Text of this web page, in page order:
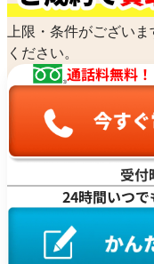
上限・条件がござい
ください。
通話料無料！
受付
24時間いつで